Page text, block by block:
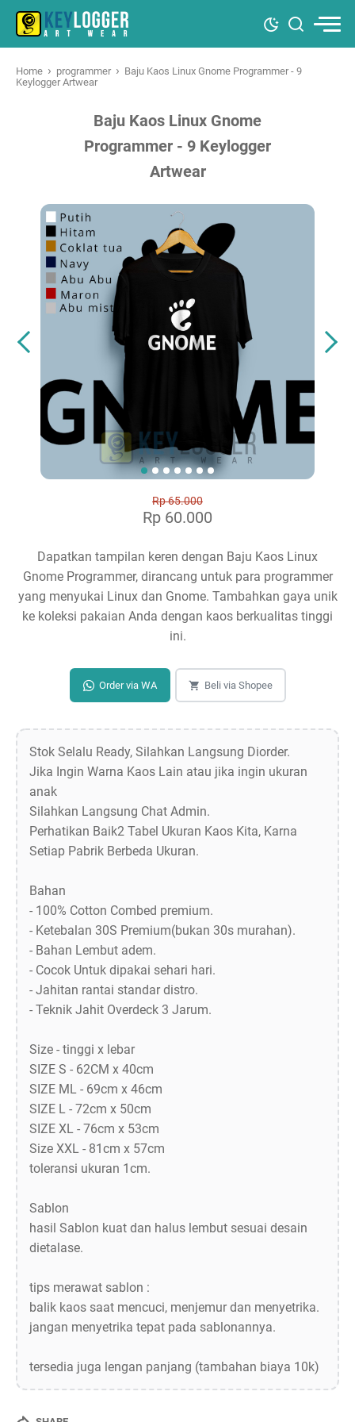
Home › programmer › Baju Kaos Linux Gnome Programmer - 9
Keylogger Artwear
Baju Kaos Linux Gnome
Programmer - 9 Keylogger
Artwear
Rp 65.000
Rp 60.000
Dapatkan tampilan keren dengan Baju Kaos Linux
Gnome Programmer, dirancang untuk para programmer
yang menyukai Linux dan Gnome. Tambahkan gaya unik
ke koleksi pakaian Anda dengan kaos berkualitas tinggi
ini.
Order via WA Beli via Shopee
Stok Selalu Ready, Silahkan Langsung Diorder.
Jika Ingin Warna Kaos Lain atau jika ingin ukuran
anak
Silahkan Langsung Chat Admin.
Perhatikan Baik2 Tabel Ukuran Kaos Kita, Karna
Setiap Pabrik Berbeda Ukuran.
Bahan
- 100% Cotton Combed premium.
- Ketebalan 30S Premium(bukan 30s murahan).
- Bahan Lembut adem.
- Cocok Untuk dipakai sehari hari.
- Jahitan rantai standar distro.
- Teknik Jahit Overdeck 3 Jarum.
Size - tinggi x lebar
SIZE S - 62CM x 40cm
SIZE ML - 69cm x 46cm
SIZE L - 72cm x 50cm
SIZE XL - 76cm x 53cm
Size XXL - 81cm x 57cm
toleransi ukuran 1cm.
Sablon
hasil Sablon kuat dan halus lembut sesuai desain
dietalase.
tips merawat sablon :
balik kaos saat mencuci, menjemur dan menyetrika.
jangan menyetrika tepat pada sablonannya.
tersedia juga lengan panjang (tambahan biaya 10k)